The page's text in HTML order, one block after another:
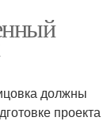
должны
проекта